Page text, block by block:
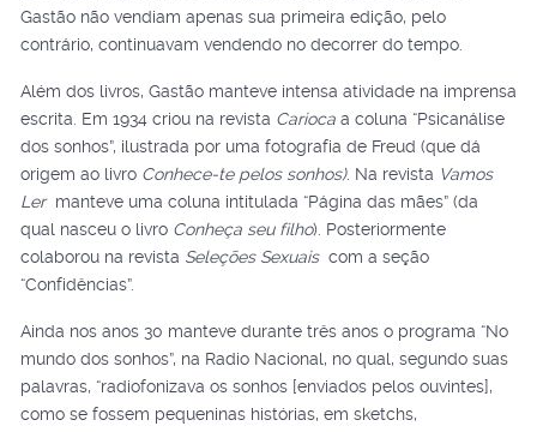
Gastão não vendiam apenas sua primeira edição, pelo
contrário, continuavam vendendo no decorrer do tempo.
Além dos livros, Gastão manteve intensa atividade na imprensa
escrita. Em 1934 criou na revista Carioca a coluna “Psicanálise
dos sonhos”, ilustrada por uma fotografia de Freud (que dá
origem ao livro Conhece-te pelos sonhos). Na revista Vamos
Lermanteve uma coluna intitulada “Página das mães” (da
qual nasceu o livro Conheça seu filho). Posteriormente
colaborou na revista Seleções Sexuaiscom a seção
“Confidências”.
Ainda nos anos 30 manteve durante três anos o programa “No
mundo dos sonhos”, na Radio Nacional, no qual, segundo suas
palavras, “radiofonizava os sonhos [enviados pelos ouvintes],
como se fossem pequeninas histórias, em sketchs,